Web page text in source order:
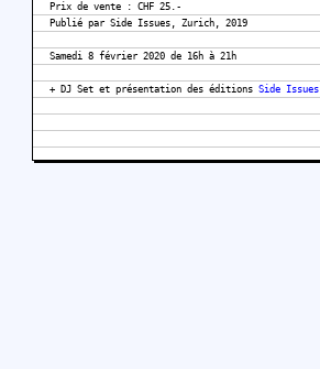
Prix de vente : CHF 25.-
Publié par Side Issues, Zurich, 2019
Samedi 8 février 2020 de 16h à 21h
+ DJ Set et présentation des éditions Side Issues